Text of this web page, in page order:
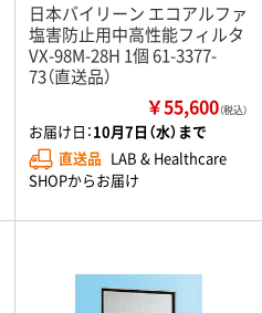
日本バイリーン エコアルファ
塩害防止用中高性能フィルタ
VX-98M-28H 1個 61-3377-
73（直送品）
￥55,600（税込）
お届け日：10月7日（水）まで
直送品 LAB & Healthcare
SHOPからお届け